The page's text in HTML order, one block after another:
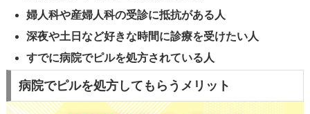
婦人科や産婦人科の受診に抵抗がある人
深夜や土日など好きな時間に診療を受けたい人
すでに病院でピルを処方されている人
病院でピルを処方してもらうメリット